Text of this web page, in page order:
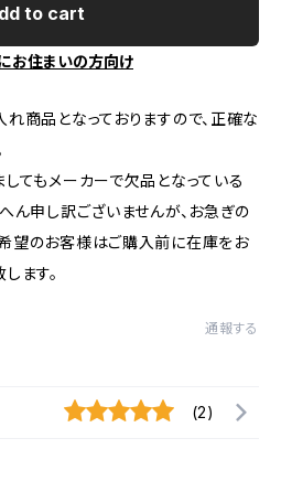
to cart
お住まいの方向け
商品となっておりますので、正確な
てもメーカーで欠品となっている
ん申し訳ございませんが、お急ぎの
望のお客様はご購入前に在庫をお
ます。
通報する
(2)